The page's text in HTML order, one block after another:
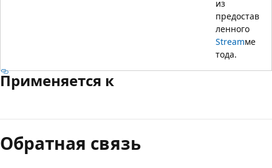
из
предостав
ленного
Streamме
тода.
Применяется к
Обратная связь